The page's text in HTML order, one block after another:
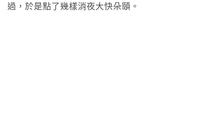
過，於是點了幾樣消夜大快朵頤。